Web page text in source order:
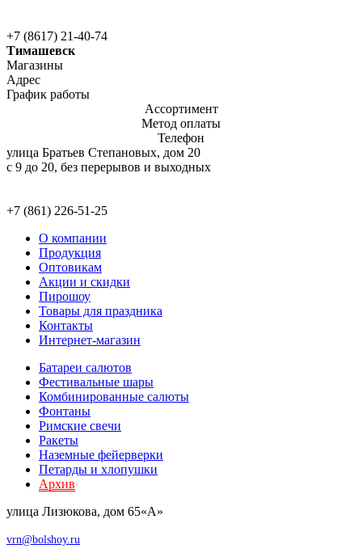
+7 (8617) 21-40-74
Тимашевск
Магазины
Адрес
График работы
Ассортимент
Метод оплаты
Телефон
улица Братьев Степановых, дом 20
c 9 до 20, без перерывов и выходных
+7 (861) 226-51-25
О компании
Продукция
Оптовикам
Акции и скидки
Пирошоу
Товары для праздника
Контакты
Интернет-магазин
Батареи салютов
Фестивальные шары
Комбиниров­анные салюты
Фонтаны
Римские свечи
Ракеты
Наземные фейерверки
Петарды и хлопушки
Архив
улица Лизюкова, дом 65«А»
vrn@bolshoy.ru